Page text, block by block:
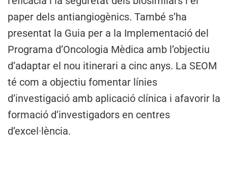
paper dels antiangiogènics. També s’ha
presentat la Guia per a la Implementació del
Programa d’Oncologia Mèdica amb l’objectiu
d’adaptar el nou itinerari a cinc anys. La SEOM
té com a objectiu fomentar línies
d’investigació amb aplicació clínica i afavorir la
formació d’investigadors en centres
d’excel·lència.